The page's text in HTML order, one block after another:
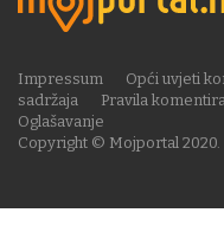
Copyright © Mojportal 2020.
Impressum Opći uvjeti
sadržaja
Pravila
Oglašavanje